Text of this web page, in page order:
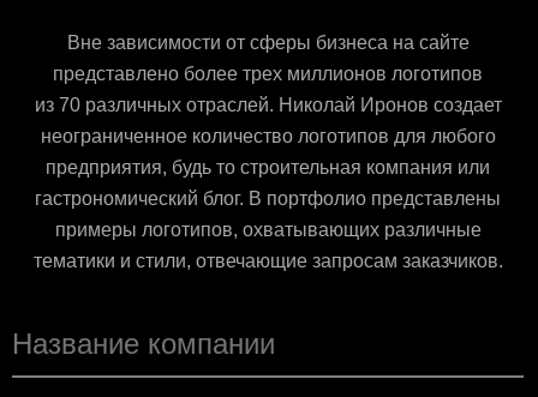
Вне зависимости от сферы бизнеса на сайте
представлено более трех миллионов логотипов
из 70 различных отраслей. Николай Иронов создает
неограниченное количество логотипов для любого
предприятия, будь то строительная компания или
гастрономический блог. В портфолио представлены
примеры логотипов, охватывающих различные
тематики и стили, отвечающие запросам заказчиков.